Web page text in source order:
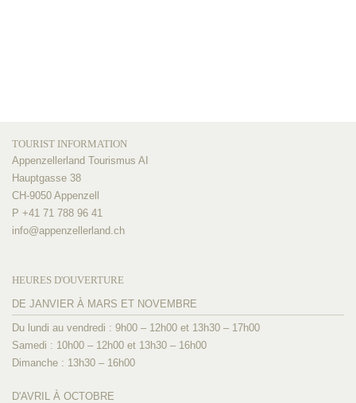
TOURIST INFORMATION
Appenzellerland Tourismus AI
Hauptgasse 38
CH-9050 Appenzell
P +41 71 788 96 41
info@appenzellerland.ch
HEURES D'OUVERTURE
DE JANVIER À MARS ET NOVEMBRE
Du lundi au vendredi : 9h00 – 12h00 et 13h30 – 17h00
Samedi : 10h00 – 12h00 et 13h30 – 16h00
Dimanche : 13h30 – 16h00
D'AVRIL À OCTOBRE